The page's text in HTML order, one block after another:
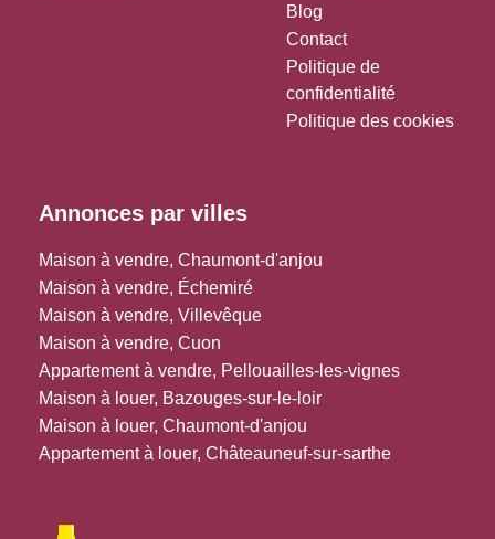
Blog
Contact
Politique de
confidentialité
Politique des cookies
Annonces par villes
Maison à vendre, Chaumont-d'anjou
Maison à vendre, Échemiré
Maison à vendre, Villevêque
Maison à vendre, Cuon
Appartement à vendre, Pellouailles-les-vignes
Maison à louer, Bazouges-sur-le-loir
Maison à louer, Chaumont-d'anjou
Appartement à louer, Châteauneuf-sur-sarthe